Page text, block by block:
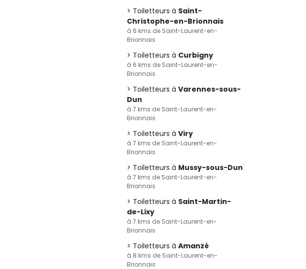
Toiletteurs à Saint-
Christophe-en-Brionnais
à 6 kms de Saint-Laurent-en-
Brionnais
Toiletteurs à Curbigny
à 6 kms de Saint-Laurent-en-
Brionnais
Toiletteurs à Varennes-sous-
Dun
à 7 kms de Saint-Laurent-en-
Brionnais
Toiletteurs à Viry
à 7 kms de Saint-Laurent-en-
Brionnais
Toiletteurs à Mussy-sous-Dun
à 7 kms de Saint-Laurent-en-
Brionnais
Toiletteurs à Saint-Martin-
de-Lixy
à 7 kms de Saint-Laurent-en-
Brionnais
Toiletteurs à Amanzé
à 8 kms de Saint-Laurent-en-
Brionnais